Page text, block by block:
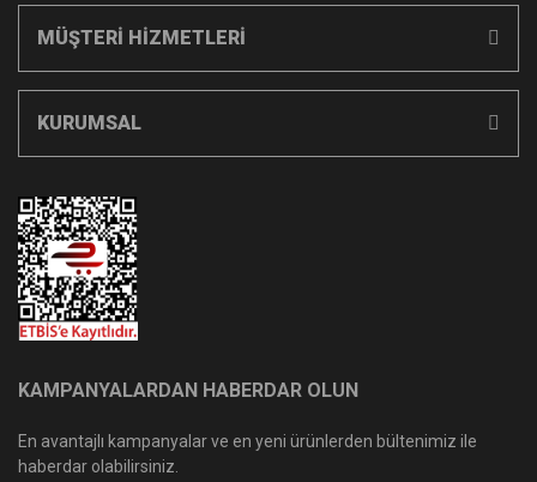
MÜŞTERİ HİZMETLERİ
KURUMSAL
KAMPANYALARDAN HABERDAR OLUN
En avantajlı kampanyalar ve en yeni ürünlerden bültenimiz ile
haberdar olabilirsiniz.